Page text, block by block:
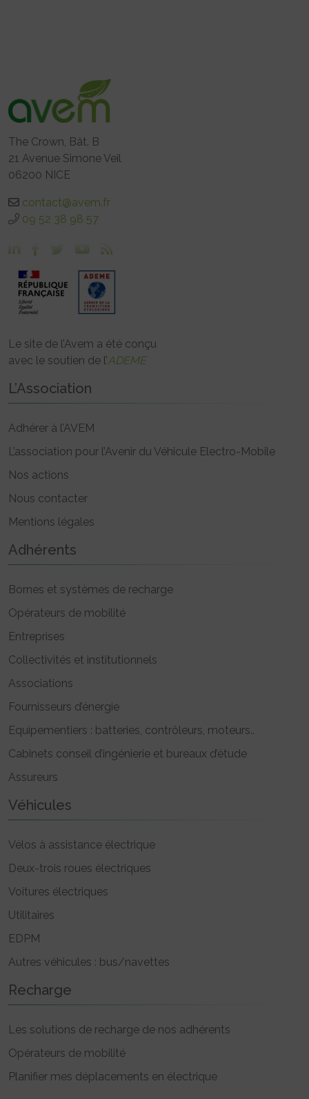
The Crown, Bât. B
21 Avenue Simone Veil
06200 NICE
contact@avem.fr
09 52 38 98 57
Le site de l’Avem a été conçu
avec le soutien de l’ADEME
L’Association
Adhérer à l’AVEM
L’association pour l’Avenir du Véhicule Electro-Mobile
Nos actions
Nous contacter
Mentions légales
Adhérents
Bornes et systèmes de recharge
Opérateurs de mobilité
Entreprises
Collectivités et institutionnels
Associations
Fournisseurs d’énergie
Equipementiers : batteries, contrôleurs, moteurs..
Cabinets conseil d’ingénierie et bureaux d’étude
Assureurs
Véhicules
Vélos à assistance électrique
Deux-trois roues électriques
Voitures électriques
Utilitaires
EDPM
Autres véhicules : bus/navettes
Recharge
Les solutions de recharge de nos adhérents
Opérateurs de mobilité
Planifier mes déplacements en électrique